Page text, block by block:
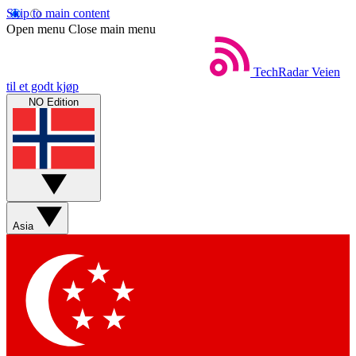
Skip to main content
Open menu Close main menu
TechRadar Veien
til et godt kjøp
NO Edition
Asia